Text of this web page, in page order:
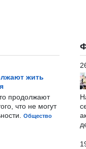
жить
продолжают
что не могут
Общество